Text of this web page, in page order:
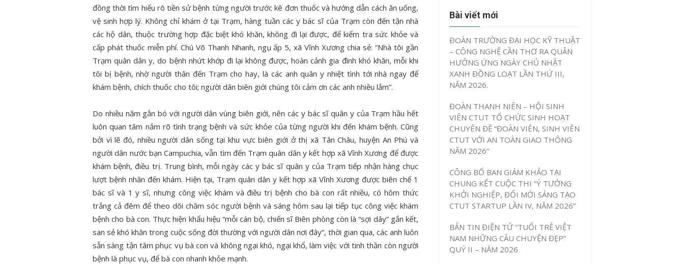
đồng thời tìm hiểu rõ tiền sử bệnh từng người trước kê đơn thuốc và hướng dẫn cách ăn uống,
vệ sinh hợp lý. Không chỉ khám ở tại Trạm, hàng tuần các y bác sĩ của Trạm còn đến tận nhà
các hộ dân, thuộc trường hợp đặc biệt khó khăn, không đi lại được, để kiểm tra sức khỏe và
cấp phát thuốc miễn phí. Chú Võ Thanh Nhanh, ngụ ấp 5, xã Vĩnh Xương chia sẻ: “Nhà tôi gần
Trạm quân dân y, do bệnh nhứt khớp đi lại không được, hoàn cảnh gia đình khó khăn, mỗi khi
tôi bị bệnh, nhờ người thân đến Trạm cho hay, là các anh quân y nhiệt tình tới nhà ngay để
khám bệnh, chích thuốc cho tôi; người dân biên giới chúng tôi cảm ơn các anh nhiều lắm”.
Do nhiều năm gắn bó với người dân vùng biên giới, nên các y bác sĩ quân y của Trạm hầu hết
luôn quan tâm nắm rõ tình trạng bệnh và sức khỏe của từng người khi đến khám bệnh. Cũng
bởi vì lẽ đó, nhiều người dân sống tại khu vực biên giới ở thị xã Tân Châu, huyện An Phú và
người dân nước bạn Campuchia, vẫn tìm đến Trạm quân dân y kết hợp xã Vĩnh Xương để được
khám bệnh, điều trị. Trung bình, mỗi ngày các y bác sĩ quân y của Trạm tiếp nhận hàng chục
lượt bệnh nhân đến khám. Hiện tại, Trạm quân dân y kết hợp xã Vĩnh Xương được biên chế 1
bác sĩ và 1 y sĩ, nhưng công việc khám và điều trị bệnh cho bà con rất nhiều, có hôm thức
trắng cả đêm để theo dõi chăm sóc người bệnh và sáng hôm sau lại tiếp tục công việc khám
bệnh cho bà con. Thực hiện khẩu hiệu “mỗi cán bộ, chiến sĩ Biên phòng còn là “sợi dây” gắn kết,
san sẻ khó khăn trong cuộc sống đời thường với người dân nơi đây”, thời gian qua, các anh luôn
sẵn sàng tận tâm phục vụ bà con và không ngại khó, ngại khổ, làm việc với tinh thần còn người
bệnh là phục vụ, để bà con nhanh khỏe mạnh.
Bài viết mới
ĐOÀN TRƯỜNG ĐẠI HỌC KỸ THUẬT
– CÔNG NGHỆ CẦN THƠ RA QUÂN
HƯỞNG ỨNG NGÀY CHỦ NHẬT
XANH ĐỒNG LOẠT LẦN THỨ III,
NĂM 2026.
ĐOÀN THANH NIÊN – HỘI SINH
VIÊN CTUT TỔ CHỨC SINH HOẠT
CHUYÊN ĐỀ “ĐOÀN VIÊN, SINH VIÊN
CTUT VỚI AN TOÀN GIAO THÔNG
NĂM 2026”
CÔNG BỐ BAN GIÁM KHẢO TẠI
CHUNG KẾT CUỘC THI “Ý TƯỞNG
KHỞI NGHIỆP, ĐỔI MỚI SÁNG TẠO
CTUT STARTUP LẦN IV, NĂM 2026”
BẢN TIN ĐIỆN TỬ “TUỔI TRẺ VIỆT
NAM NHỮNG CÂU CHUYỆN ĐẸP”
QUÝ II – NĂM 2026